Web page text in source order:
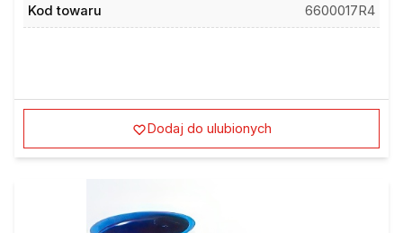
Kod towaru
6600017R4
Dodaj do ulubionych